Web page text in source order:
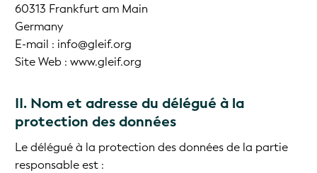
60313 Frankfurt am Main
Germany
E-mail : info@gleif.org
Site Web : www.gleif.org
II. Nom et adresse du délégué à la
protection des données
Le délégué à la protection des données de la partie
responsable est :